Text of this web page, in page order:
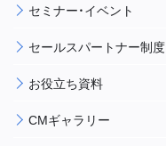
セミナー・イベント
セールスパートナー制度
お役立ち資料
CMギャラリー